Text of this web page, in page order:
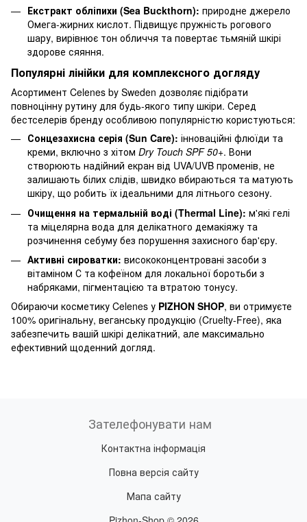
Екстракт обліпихи (Sea Buckthorn): природне джерело
Омега-жирних кислот. Підвищує пружність рогового
шару, вирівнює тон обличчя та повертає тьмяній шкірі
здорове сяяння.
Популярні лінійки для комплексного догляду
Асортимент Celenes by Sweden дозволяє підібрати
повноцінну рутину для будь-якого типу шкіри. Серед
бестселерів бренду особливою популярністю користуються:
Сонцезахисна серія (Sun Care): інноваційні флюїди та
креми, включно з хітом Dry Touch SPF 50+. Вони
створюють надійний екран від UVA/UVB променів, не
залишають білих слідів, швидко вбираються та матують
шкіру, що робить їх ідеальними для літнього сезону.
Очищення на термальній воді (Thermal Line): м'які гелі
та міцелярна вода для делікатного демакіяжу та
розчинення себуму без порушення захисного бар'єру.
Активні сироватки: висококонцентровані засоби з
вітаміном С та кофеїном для локальної боротьби з
набряками, пігментацією та втратою тонусу.
Обираючи косметику Celenes у PIZHON SHOP, ви отримуєте
100% оригінальну, веганську продукцію (Cruelty-Free), яка
забезпечить вашій шкірі делікатний, але максимально
ефективний щоденний догляд.
Зателефонувати нам
Контактна інформація
Повна версія сайту
Мапа сайту